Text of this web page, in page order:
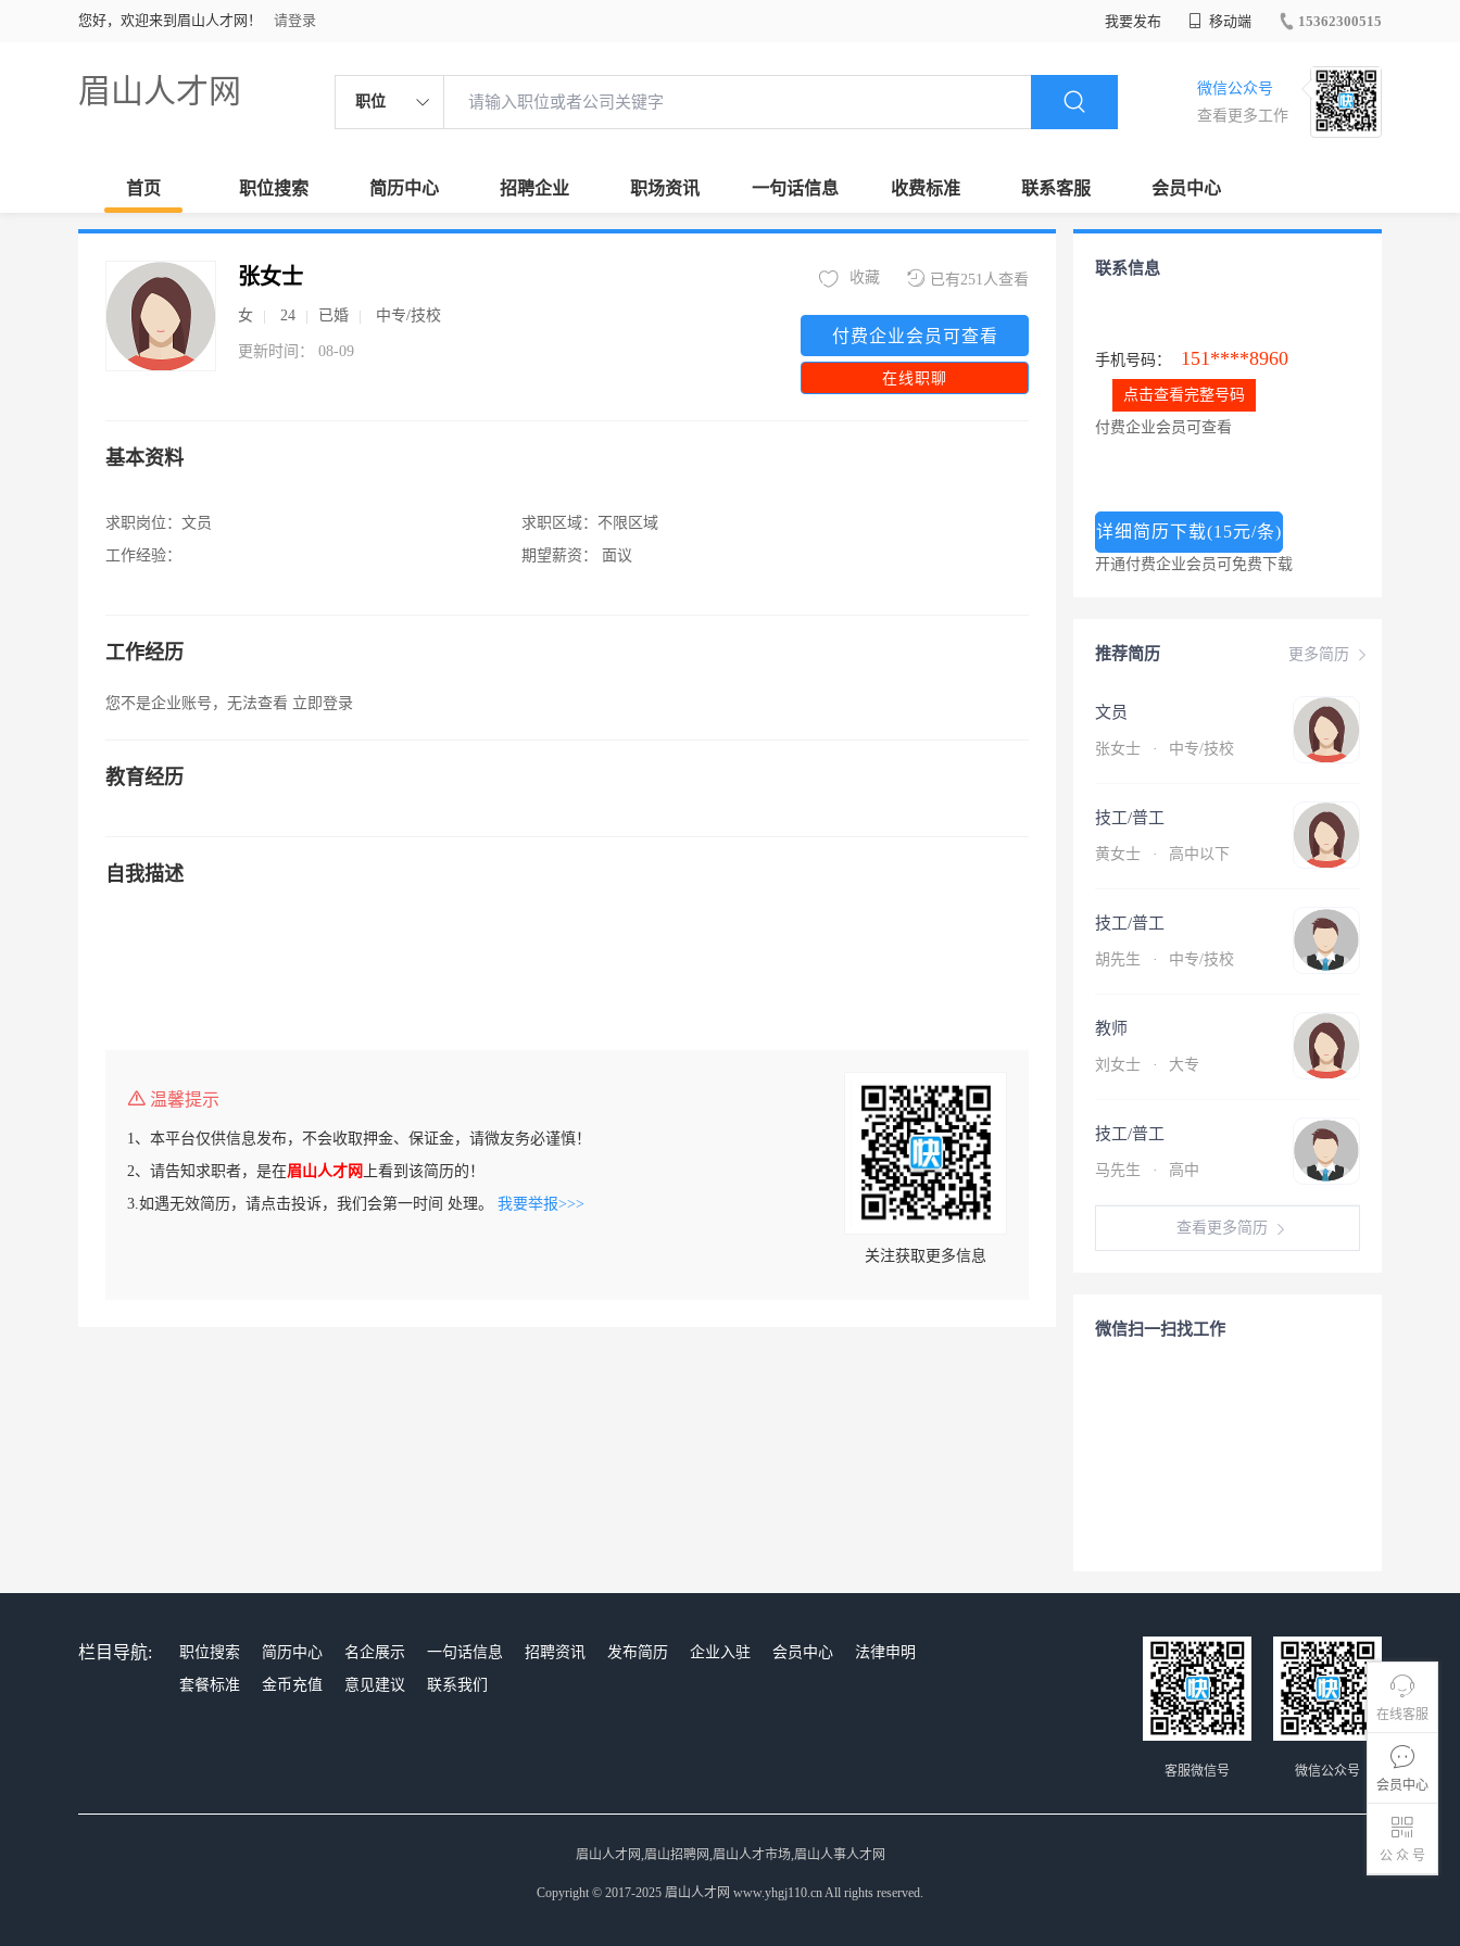
您好，欢迎来到眉山人才网！ 请登录 我要发布 移动端 15362300515
眉山人才网 职位
微信公众号
查看更多工作
首页 职位搜索 简历中心 招聘企业 职场资讯 一句话信息 收费标准 联系客服 会员中心
在线客服
会员中心
公 众 号
张女士
女 24 已婚 中专/技校
更新时间： 08-09
已有251人查看
收藏
付费企业会员可查看
在线职聊
基本资料
求职岗位： 文员
工作经验：
求职区域： 不限区域
期望薪资：
面议
工作经历
您不是企业账号，无法查看 立即登录
教育经历
自我描述
温馨提示
1、本平台仅供信息发布，不会收取押金、保证金，请微友务必谨慎！
2、请告知求职者，是在眉山人才网 上看到该简历的！
3.如遇无效简历，请点击投诉，我们会第一时间 处理。 我要举报>>>
关注获取更多信息
联系信息
手机号码： 151****8960
点击查看完整号码
付费企业会员可查看
详细简历下载(15元/条)
开通付费企业会员可免费下载
更多简历
推荐简历
文员
张女士 · 中专/技校
技工/普工
黄女士 · 高中以下
技工/普工
胡先生 · 中专/技校
教师
刘女士 · 大专
技工/普工
马先生 · 高中
查看更多简历
微信扫一扫找工作
栏目导航: 职位搜索 简历中心 名企展示 一句话信息 招聘资讯 发布简历 企业入驻 会员中心
法律申明
套餐标准
金币充值 意见建议 联系我们
微信公众号
客服微信号
眉山人才网,眉山招聘网,眉山人才市场,眉山人事人才网
Copyright © 2017-2025 眉山人才网 www.yhgj110.cn All rights reserved.